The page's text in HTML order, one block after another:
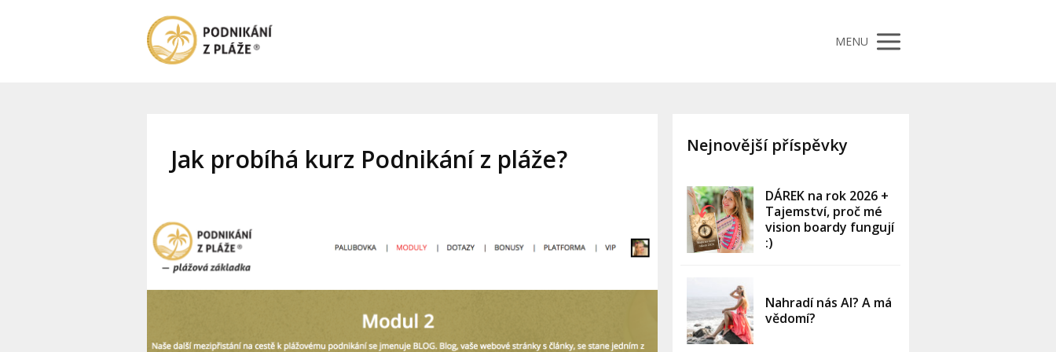
MENU
Jak probíhá kurz Podnikání z pláže? Nejnovější příspěvky
DÁREK na rok 2026 +
Tajemství, proč mé
vision boardy fungují
:)
Nahradí nás AI? A má
vědomí?